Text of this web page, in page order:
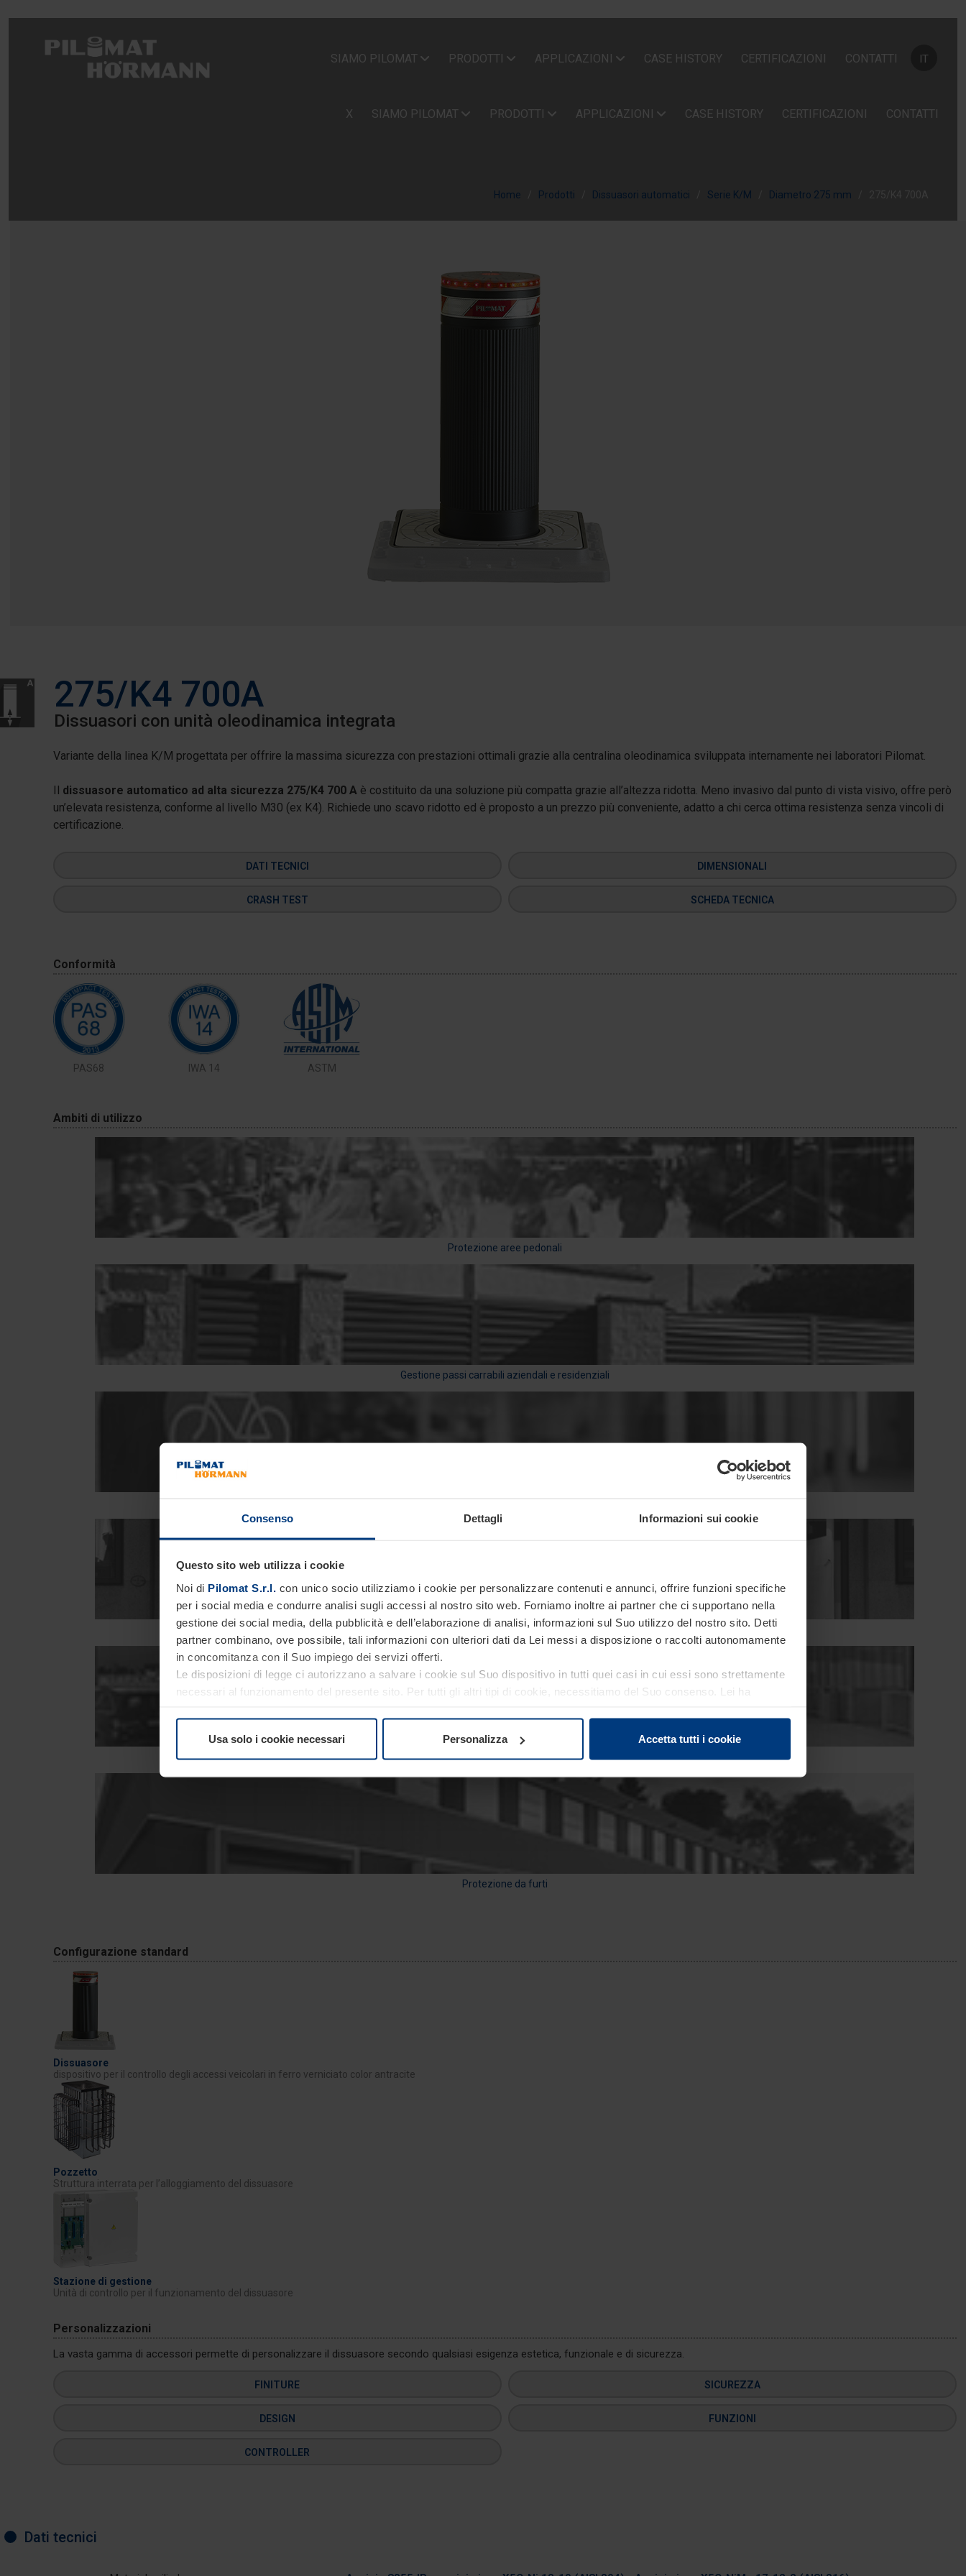
Consenso Dettagli Informazioni sui cookie
Questo sito web utilizza i cookie
Noi di Pilomat S.r.l. con unico socio utilizziamo i cookie per personalizzare contenuti e annunci, offrire funzioni specifiche
per i social media e condurre analisi sugli accessi al nostro sito web. Forniamo inoltre ai partner che ci supportano nella
gestione dei social media, della pubblicità e dell’elaborazione di analisi, informazioni sul Suo utilizzo del nostro sito. Detti
partner combinano, ove possibile, tali informazioni con ulteriori dati da Lei messi a disposizione o raccolti autonomamente
in concomitanza con il Suo impiego dei servizi offerti.
Le disposizioni di legge ci autorizzano a salvare i cookie sul Suo dispositivo in tutti quei casi in cui essi sono strettamente
necessari al funzionamento del presente sito. Per tutti gli altri tipi di cookie, necessitiamo del Suo consenso. Lei ha
Usa solo i cookie necessari
Personalizza Accetta tutti i cookie
SIAMO PILOMAT PRODOTTI APPLICAZIONI CASE HISTORY CERTIFICAZIONI CONTATTI IT
X SIAMO PILOMAT PRODOTTI APPLICAZIONI CASE HISTORY CERTIFICAZIONI CONTATTI
Home Prodotti Dissuasori automatici Serie K/M Diametro 275 mm
275/K4 700A
Dissuasori con unità oleodinamica integrata
Variante della linea K/M progettata per offrire la massima sicurezza con prestazioni ottimali grazie alla centralina oleodinamica sviluppata internamente nei laboratori Pilomat.
Il dissuasore automatico ad alta sicurezza 275/K4 700 Aè costituito da una soluzione più compatta grazie all’altezza ridotta. Meno invasivo dal punto di vista visivo, offre però
un’elevata resistenza, conforme al livello M30 (ex K4). Richiede uno scavo ridotto ed è proposto a un prezzo più conveniente, adatto a chi cerca ottima resistenza senza vincoli di
certificazione.
DATI TECNICI DIMENSIONALI
CRASH TEST SCHEDA TECNICA
Conformità
PAS68 IWA 14 ASTM
Ambiti di utilizzo
Protezione aree pedonali
Gestione passi carrabili aziendali e residenziali
Protezione negozi
Protezione di aree sensibili o di massima sicurezza
Protezione da furti
Configurazione standard
Dissuasore
dispositivo per il controllo degli accessi veicolari in ferro verniciato color antracite
Pozzetto
Struttura interrata per l’alloggiamento del dissuasore
Stazione di gestione
Unità di controllo per il funzionamento del dissuasore
Personalizzazioni
La vasta gamma di accessori permette di personalizzare il dissuasore secondo qualsiasi esigenza estetica, funzionale e di sicurezza.
FINITURE SICUREZZA
DESIGN FUNZIONI
CONTROLLER
Dati tecnici